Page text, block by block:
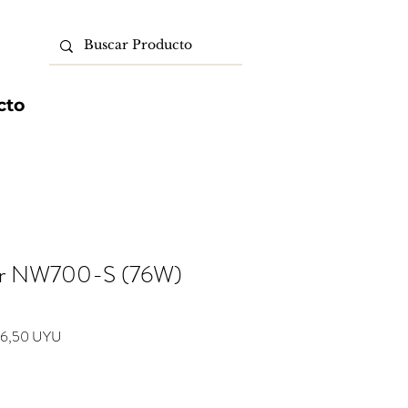
NW700-S (76W)
UYU